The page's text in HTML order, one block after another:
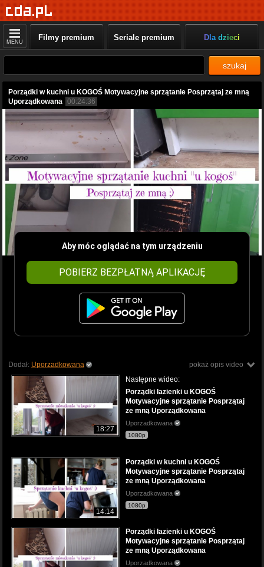
MENU Filmy premium Seriale premium Dla dzieci
szukaj
Porządki w kuchni u KOGOŚ Motywacyjne sprzątanie Posprzątaj ze mną
Uporządkowana 00:24:36
Aby móc oglądać na tym urządzeniu
POBIERZ BEZPŁATNĄ APLIKACJĘ
pokaż opis video
Dodał: Uporzadkowana
18:27
Następne wideo:
Porządki łazienki u KOGOŚ
Motywacyjne sprzątanie Posprzątaj
ze mną Uporządkowana
Uporzadkowana
1080p
14:14
Porządki w kuchni u KOGOŚ
Motywacyjne sprzątanie Posprzątaj
ze mną Uporządkowana
Uporzadkowana
1080p
Porządki łazienki u KOGOŚ
Motywacyjne sprzątanie Posprzątaj
ze mną Uporządkowana
Uporzadkowana